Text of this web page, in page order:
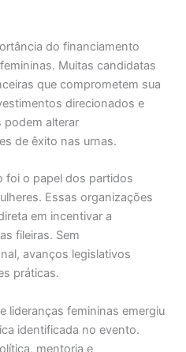
do financiamento
Muitas candidatas
que comprometem sua
direcionados e
podem alterar
de êxito nas urnas.
foi o papel dos partidos
Essas organizações
em incentivar a
fileiras. Sem
avanços legislativos
práticas.
lideranças femininas emergiu
identificada no evento.
mentoria e